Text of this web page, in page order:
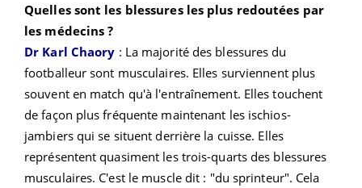
Quelles sont les blessures les plus redoutées par
les médecins ?
Dr Karl Chaory : La majorité des blessures du
footballeur sont musculaires. Elles surviennent plus
souvent en match qu'à l'entraînement. Elles touchent
de façon plus fréquente maintenant les ischios-
jambiers qui se situent derrière la cuisse. Elles
représentent quasiment les trois-quarts des blessures
musculaires. C'est le muscle dit : "du sprinteur". Cela